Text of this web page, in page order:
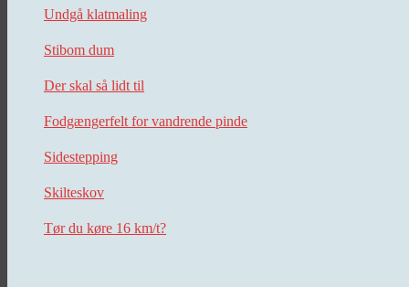
Undgå klatmaling
Stibom dum
Der skal så lidt til
Fodgængerfelt for vandrende pinde
Sidestepping
Skilteskov
Tør du køre 16 km/t?